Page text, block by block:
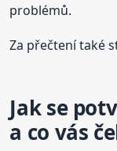
problémů.
Za přečtení také
Jak se
a co vás